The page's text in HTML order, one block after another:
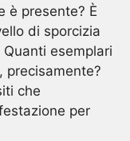
è presente? È
di sporcizia
esemplari
precisamente?
che
per